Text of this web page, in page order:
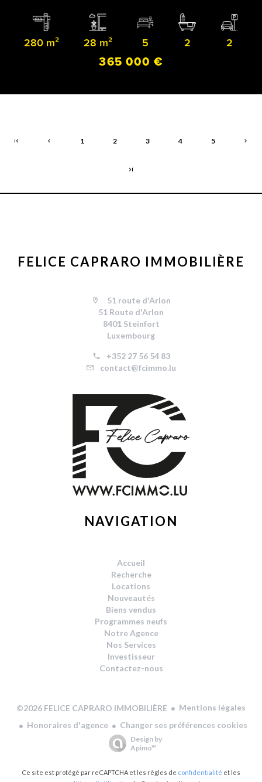
280 m² 28 m² 5 2 2
365 000 €
1 2 3 4 5
FELICE CAPRARO IMMOBILIÈRE
51 route d'Arlon
51 Route d'Arlon
8401 Steinfort
Luxembourg
+352 27 56 54 83
contact@fcimmo.lu
NAVIGATION
Accueil
Recherche
Locations
Nouveautés
Biens vendus
Programmes neufs
Notre Agence
Nos Services
Investisseur
Contactez-nous
©2026 FELICE CAPRARO IMMOBILIÈRE
Mentions légales
Honoraires d'agence
Changer ses préférences cookies
Design by
Apimo™
Ce site est protégé par reCAPTCHA et les règles de confidentialité et les